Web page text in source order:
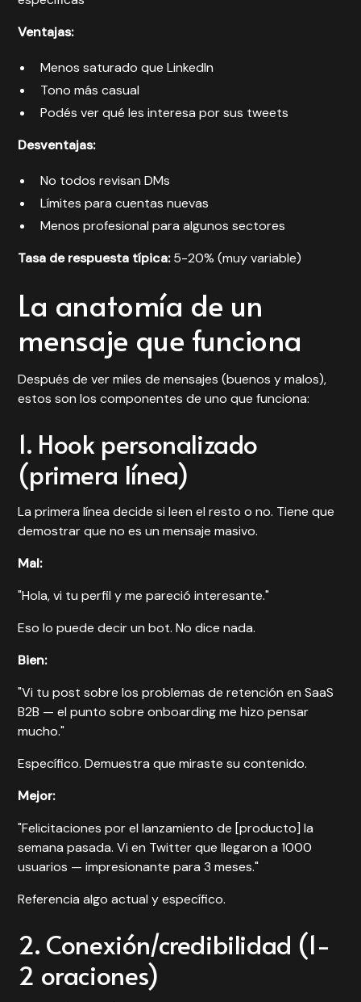
Ventajas:
Menos saturado que LinkedIn
Tono más casual
Podés ver qué les interesa por sus tweets
Desventajas:
No todos revisan DMs
Límites para cuentas nuevas
Menos profesional para algunos sectores
Tasa de respuesta típica:5-20% (muy variable)
La anatomía de un
mensaje que funciona
Después de ver miles de mensajes (buenos y malos),
estos son los componentes de uno que funciona:
1. Hook personalizado
(primera línea)
La primera línea decide si leen el resto o no. Tiene que
demostrar que no es un mensaje masivo.
Mal:
"Hola, vi tu perfil y me pareció interesante."
Eso lo puede decir un bot. No dice nada.
Bien:
"Vi tu post sobre los problemas de retención en SaaS
B2B — el punto sobre onboarding me hizo pensar
mucho."
Específico. Demuestra que miraste su contenido.
Mejor:
"Felicitaciones por el lanzamiento de [producto] la
semana pasada. Vi en Twitter que llegaron a 1000
usuarios — impresionante para 3 meses."
Referencia algo actual y específico.
2. Conexión/credibilidad (1-
2 oraciones)